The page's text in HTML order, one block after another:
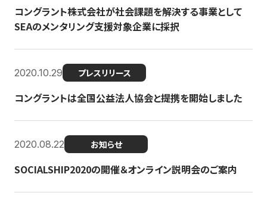
コングラント株式会社が社会課題を解決する事業として
SEAのメンタリング支援対象企業に採択
2020.10.29 プレスリリース
コングラントは全国公益法人協会と提携を開始しました
2020.08.22 お知らせ
SOCIALSHIP2020の開催＆オンライン説明会のご案内